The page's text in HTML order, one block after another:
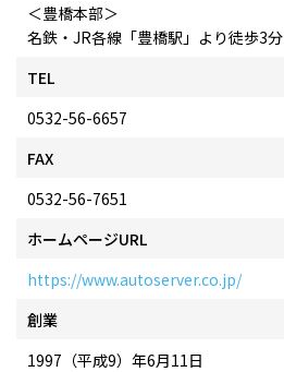
＜豊橋本部＞
名鉄・JR各線「豊橋駅」より徒歩3分
TEL
0532-56-6657
FAX
0532-56-7651
ホームページURL
https://www.autoserver.co.jp/
創業
1997（平成9）年6月11日